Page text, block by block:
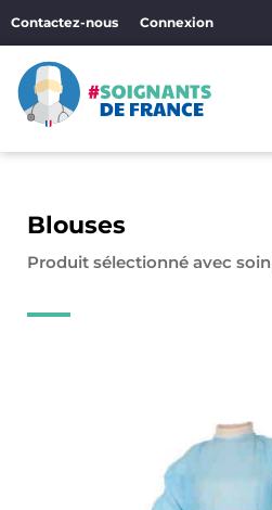
contenu
Contactez-nous Connexion
Blouses
Produit sélectionné avec